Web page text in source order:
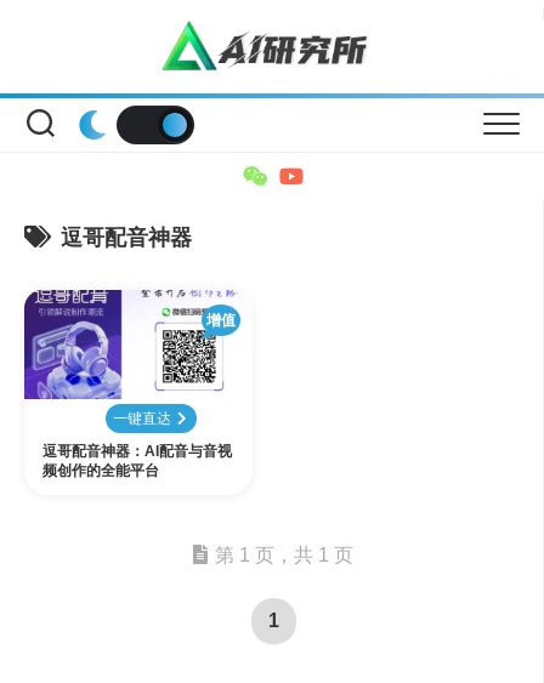
逗哥配音神器
增值
一键直达
逗哥配音神器：AI配音与音视
频创作的全能平台
第 1 页，共 1 页
1